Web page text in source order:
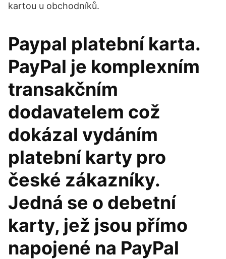
kartou u obchodníků.
Paypal platební karta.
PayPal je komplexním
transakčním
dodavatelem což
dokázal vydáním
platební karty pro
české zákazníky.
Jedná se o debetní
karty, jež jsou přímo
napojené na PayPal